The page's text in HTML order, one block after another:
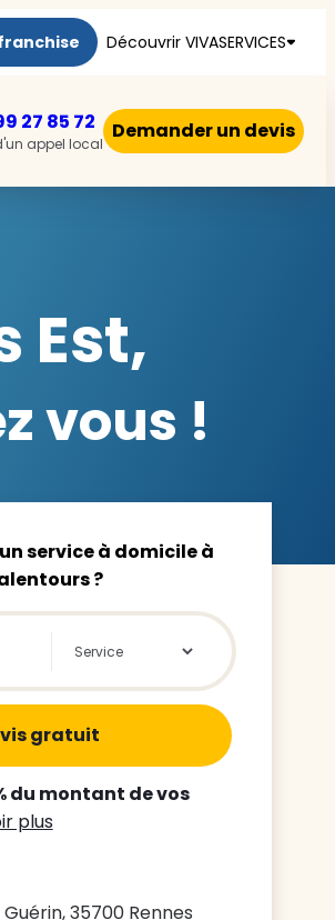
Découvrir VIVASERVICES
27 85 72
appel local
Demander un devis
Est,
vous !
service à domicile à
?
- Autocompletion
du montant de vos
plus
35700 Rennes